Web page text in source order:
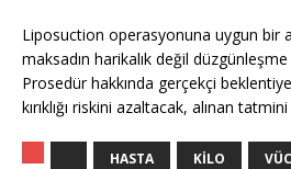
Liposuction operasyonuna uygun bir
maksadın harikalık değil düzgünleşme
Prosedür hakkında gerçekçi
kırıklığı riskini azaltacak, alınan
HASTA KILO